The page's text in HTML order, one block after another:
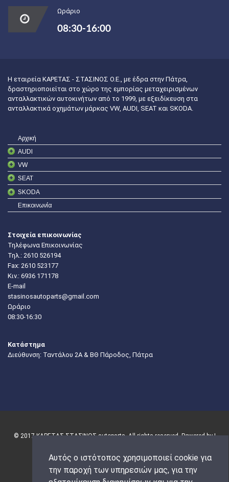
Αυτός ο ιστότοπος χρησιμοποιεί cookie για
την παροχή των υπηρεσιών μας, για την
Ωράριο
08:30-16:00
Η εταιρεία ΚΑΡΕΤΑΣ - ΣΤΑΣΙΝΟΣ Ο.Ε., με έδρα στην Πάτρα,
δραστηριοποιείται στο χώρο της εμπορίας μεταχειρισμένων
ανταλλακτικών αυτοκινήτων από το 1999, με εξειδίκευση στα
ανταλλακτικά οχημάτων μάρκας VW, AUDI, SEAT και SKODA.
Αρχική
AUDI
VW
SEAT
SKODA
Επικοινωνία
Στοιχεία επικοινωνίας
Τηλέφωνα Επικοινωνίας
Τηλ.: 2610 526194
Fax: 2610 523177
Κιν.: 6936 171178
E-mail
stasinosautoparts@gmail.com
Ωράριο
08:30-16:30
Κατάστημα
Διεύθυνση: Ταντάλου 2Α & ΒΘ Πάροδος, Πάτρα
© 2017 ΚΑΡΕΤΑΣ-ΣΤΑΣΙΝΟΣ autoparts. All rights reserved. Powered by |